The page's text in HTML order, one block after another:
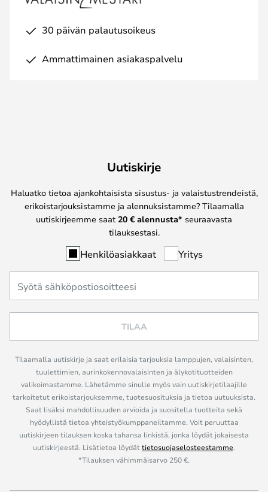
30 päivän palautusoikeus
Ammattimainen asiakaspalvelu
Uutiskirje
Haluatko tietoa ajankohtaisista sisustus- ja valaistustrendeistä,
erikoistarjouksistamme ja alennuksistamme? Tilaamalla
uutiskirjeemme saat 20 € alennusta* seuraavasta
tilauksestasi.
Henkilöasiakkaat Yritys
TILAA
Tilaamalla uutiskirje ja saat erilaisia tarjouksia lamppujen, valaisinten,
tuulettimien, aurinkokennovalaisinten ja älykotituotteiden
valikoimastamme. Lähetämme sinulle myös vain uutiskirjetilaajille
tarkoitetut erikoistarjouksemme, tuotesuosituksia ja tietoa uutuuksista.
Saat lisäksi mahdollisuuden arvioida ja suositella tuotteita sekä
hyödyllistä tietoa yhteistyökumppaneiltamme. Voit peruuttaa
uutiskirjeen tilauksen koska tahansa linkistä, jonka löydät jokaisesta
uutiskirjeestä. Lisätietoa löydättietosuojaselosteestamme.
*Tilauksen vähimmäisarvo 250 €.